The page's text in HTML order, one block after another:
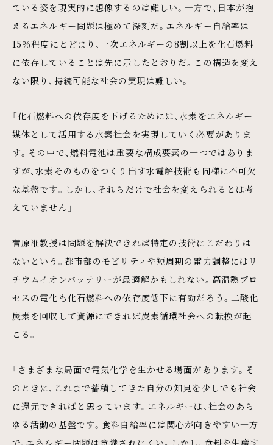
ている姿を現実的に想像するのは難しい。一方で、日本が抱
えるエネルギー問題は極めて深刻だ。エネルギー自給率は
15％程度にとどまり、一次エネルギーの8割以上を化石燃料
に依存していることは先に示したとおりだ。この構造を変え
ない限り、持続可能な社会の実現は難しい。
「化石燃料への依存度を下げるためには、水素をエネルギー
媒体として活用する水素社会を実現していく必要がありま
す。その中で、燃料電池は重要な構成要素の一つではありま
すが、水素そのものをつくり出す水電解技術も同様に不可欠
な基盤です。しかし、それらだけで社会を変えられるとは考
えていません」
菅原准教授は問題を解決できれば特定の技術にこだわりは
ないという。都市部のモビリティや短周期の電力調整にはリ
チウムイオンバッテリーが最適解かもしれない。高温熱プロ
セスの電化も化石燃料への依存度低下に有効だろう。二酸化
炭素を回収して資源にできれば炭素循環社会への転換が起
こる。
「さまざまな局面で電気化学を生かせる場面があります。そ
のときに、これまで蓄積してきた自分の知見を少しでも社会
に還元できればと思っています。エネルギーは、社会のあら
ゆる活動の基盤です。食料自給率には関心が向きやすい一方
で、エネルギー問題は意識されにくい。しかし、食料を生産す